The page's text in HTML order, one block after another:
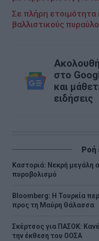
Σε πλήρη ετοιμότητα
βαλλιστικούς
στο
και
ειδήσεις
Ροή
Καστοριά: Νεκρή μεγάλη
πυροβολισμό
Bloomberg: Η Τουρκία
προς τη Μαύρη Θάλασσα
Σκέρτσος για ΠΑΣΟΚ:
την έκθεση του ΟΟΣΑ